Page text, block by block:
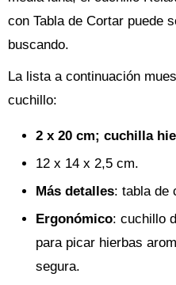
con Tabla de Cortar puede
buscando.
La lista a continuación
cuchillo:
2 x 20 cm; cuchilla
12 x 14 x 2,5 cm.
Más detalles: tabla de
Ergonómico: cuchillo
para picar hierbas
segura.